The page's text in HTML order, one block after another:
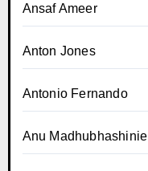
Ansaf Ameer
Anton Jones
Antonio Fernando
Anu Madhubhashinie